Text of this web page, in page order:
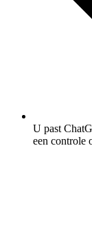
U past
een controle